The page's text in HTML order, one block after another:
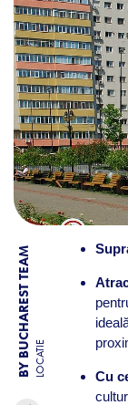
BY BUCHAREST TEAM LOCATIE Cu